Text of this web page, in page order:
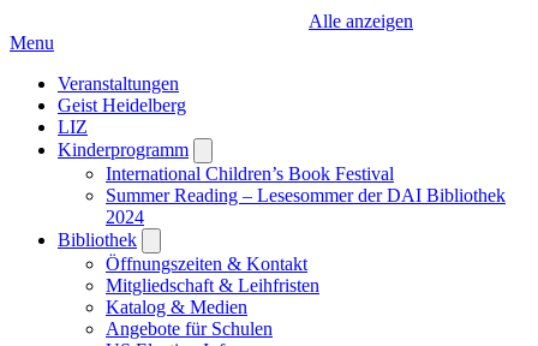
Alle anzeigen
Menu
Veranstaltungen
Geist Heidelberg
LIZ
Kinderprogramm
submenu
International Children’s Book Festival
Summer Reading – Lesesommer der DAI Bibliothek
2024
Bibliothek
submenu
Öffnungszeiten & Kontakt
Mitgliedschaft & Leihfristen
Katalog & Medien
Angebote für Schulen